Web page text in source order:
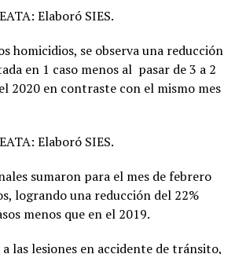
Elaboró SIES.
homicidios, se observa una reducción
en 1 caso menos al pasar de 3 a 2
2020 en contraste con el mismo mes
Elaboró SIES.
sumaron para el mes de febrero
logrando una reducción del 22%
menos que en el 2019.
las lesiones en accidente de tránsito,